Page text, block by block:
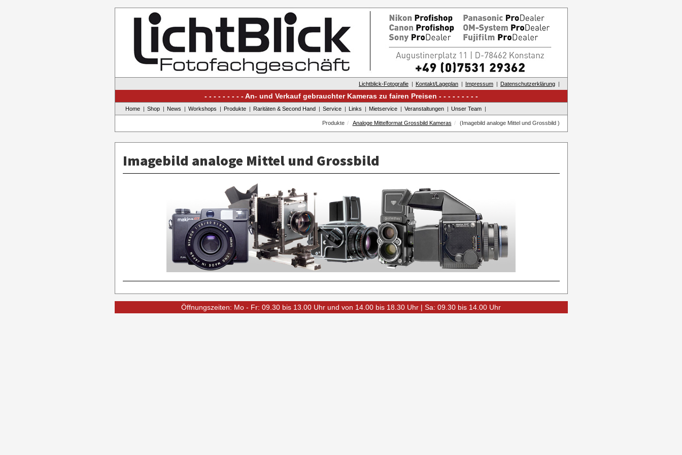
Lichtblick-Fotografie Kontakt/Lageplan Impressum Datenschutzerklärung
An- und Verkauf gebrauchter Kameras zu fairen Preisen
Home Shop News Workshops Produkte Raritäten & Second Hand Service Links Mietservice Veranstaltungen Unser Team
Produkte Analoge Mittelformat Grossbild Kameras (Imagebild analoge Mittel und Grossbild )
Imagebild analoge Mittel und Grossbild
Öffnungszeiten: Mo - Fr: 09.30 bis 13.00 Uhr und von 14.00 bis 18.30 Uhr | Sa: 09.30 bis 14.00 Uhr